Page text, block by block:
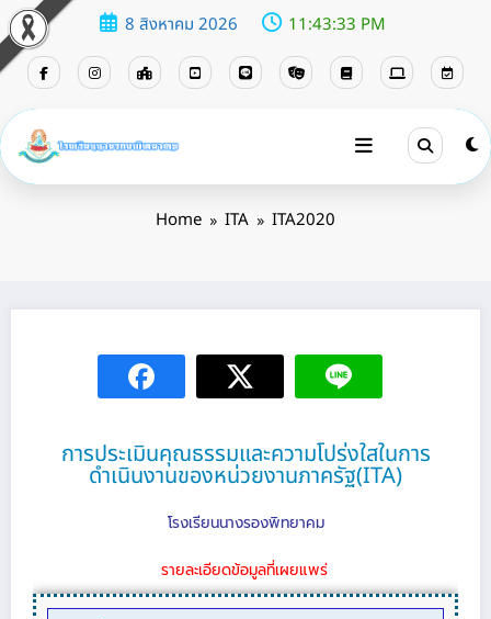
8 สิงหาคม 2026 11:43:34 PM
Home ITA ITA2020
การประเมินคุณธรรมและความโปร่งใสในการ
ดำเนินงานของหน่วยงานภาครัฐ(ITA)
โรงเรียนนางรองพิทยาคม
รายละเอียดข้อมูลที่เผยแพร่